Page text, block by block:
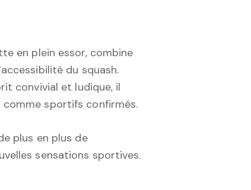
en plein essor, combine
du squash.
convivial et ludique, il
comme sportifs confirmés.
plus en plus de
sensations sportives.